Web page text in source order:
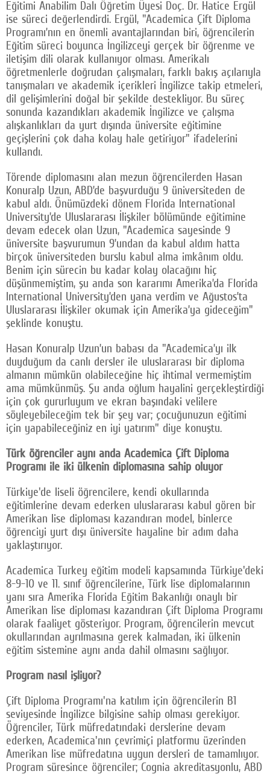
Eğitimi Anabilim Dalı Öğretim Üyesi Doç. Dr. Hatice Ergül
ise süreci değerlendirdi. Ergül, "Academica Çift Diploma
Programı’nın en önemli avantajlarından biri, öğrencilerin
Eğitim süreci boyunca İngilizceyi gerçek bir öğrenme ve
iletişim dili olarak kullanıyor olması. Amerikalı
öğretmenlerle doğrudan çalışmaları, farklı bakış açılarıyla
tanışmaları ve akademik içerikleri İngilizce takip etmeleri,
dil gelişimlerini doğal bir şekilde destekliyor. Bu süreç
sonunda kazandıkları akademik İngilizce ve çalışma
alışkanlıkları da yurt dışında üniversite eğitimine
geçişlerini çok daha kolay hale getiriyor" ifadelerini
kullandı.
Törende diplomasını alan mezun öğrencilerden Hasan
Konuralp Uzun, ABD’de başvurduğu 9 üniversiteden de
kabul aldı. Önümüzdeki dönem Florida International
University’de Uluslararası İlişkiler bölümünde eğitimine
devam edecek olan Uzun, "Academica sayesinde 9
üniversite başvurumun 9’undan da kabul aldım hatta
birçok üniversiteden burslu kabul alma imkânım oldu.
Benim için sürecin bu kadar kolay olacağını hiç
düşünmemiştim, şu anda son kararımı Amerika’da Florida
International University’den yana verdim ve Ağustos’ta
Uluslararası İlişkiler okumak için Amerika’ya gideceğim"
şeklinde konuştu.
Hasan Konuralp Uzun’un babası da "Academica’yı ilk
duyduğum da canlı dersler ile uluslararası bir diploma
almanın mümkün olabileceğine hiç ihtimal vermemiştim
ama mümkünmüş. Şu anda oğlum hayalini gerçekleştirdiği
için çok gururluyum ve ekran başındaki velilere
söyleyebileceğim tek bir şey var; çocuğunuzun eğitimi
için yapabileceğiniz en iyi yatırım" diye konuştu.
Türk öğrenciler aynı anda Academica Çift Diploma
Programı ile iki ülkenin diplomasına sahip oluyor
Türkiye'de liseli öğrencilere, kendi okullarında
eğitimlerine devam ederken uluslararası kabul gören bir
Amerikan lise diploması kazandıran model, binlerce
öğrenciyi yurt dışı üniversite hayaline bir adım daha
yaklaştırıyor.
Academica Turkey eğitim modeli kapsamında Türkiye'deki
8-9-10 ve 11. sınıf öğrencilerine, Türk lise diplomalarının
yanı sıra Amerika Florida Eğitim Bakanlığı onaylı bir
Amerikan lise diploması kazandıran Çift Diploma Programı
olarak faaliyet gösteriyor. Program, öğrencilerin mevcut
okullarından ayrılmasına gerek kalmadan, iki ülkenin
eğitim sistemine aynı anda dahil olmasını sağlıyor.
Program nasıl işliyor?
Çift Diploma Programı'na katılım için öğrencilerin B1
seviyesinde İngilizce bilgisine sahip olması gerekiyor.
Öğrenciler, Türk müfredatındaki derslerine devam
ederken, Academica'nın çevrimiçi platformu üzerinden
Amerikan lise müfredatına uygun dersleri de tamamlıyor.
Program süresince öğrenciler; Cognia akreditasyonlu, ABD